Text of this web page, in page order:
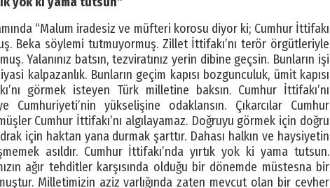
“Malum iradesiz ve müfteri korosu diyor ki; Cumhur İttifakı
Beka söylemi tutmuyormuş. Zillet İttifakı’nı terör örgütleriyle
Yalanınız batsın, tezviratınız yerin dibine geçsin. Bunların işi
kalpazanlık. Bunların geçim kapısı bozgunculuk, ümit kapısı
görmek isteyen Türk milletine baksın. Cumhur İttifakı’nı
Cumhuriyeti’nin yükselişine odaklansın. Çıkarcılar Cumhur
Cumhur İttifakı’nı algılayamaz. Doğruyu görmek için doğru
için haktan yana durmak şarttır. Dahası halkın ve haysiyetin
asıldır. Cumhur İttifakı’nda yırtık yok ki yama tutsun.
ağır tehditler karşısında olduğu bir dönemde müstesna bir
Milletimizin aziz varlığında zaten mevcut olan bir cevher